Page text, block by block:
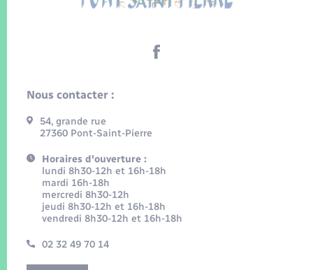
Nous contacter :
54, grande rue
27360 Pont-Saint-Pierre
Horaires d'ouverture :
lundi 8h30-12h et 16h-18h
mardi 16h-18h
mercredi 8h30-12h
jeudi 8h30-12h et 16h-18h
vendredi 8h30-12h et 16h-18h
02 32 49 70 14